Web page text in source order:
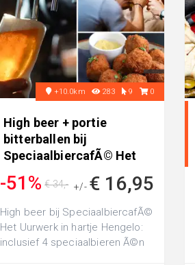
+10.0km 283 9 0
High beer + portie
bitterballen bij
SpeciaalbiercafÃ© Het
-51% +/- € 16,95
€ 34,-
High beer bij SpeciaalbiercafÃ©
Het Uurwerk in hartje Hengelo:
inclusief 4 speciaalbieren Ã©n